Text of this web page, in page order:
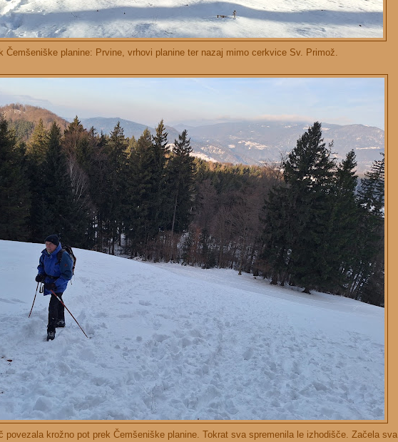
Čemšeniške planine: Prvine, vrhovi planine ter nazaj mimo cerkvice Sv. Primož.
povezala krožno pot prek Čemšeniške planine. Tokrat sva spremenila le izhodišče. Začela sva